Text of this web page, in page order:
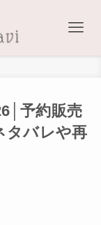
予約販売
タバレや再